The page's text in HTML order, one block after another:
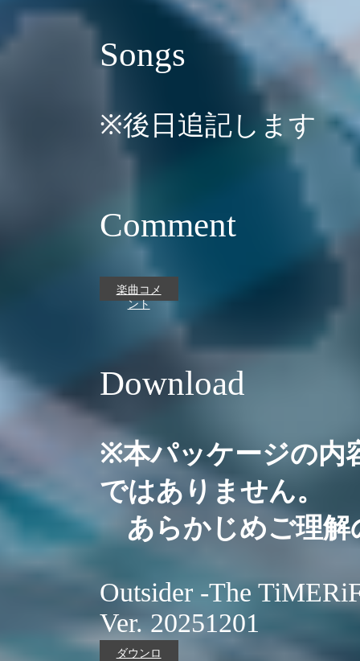
Songs
※後日追記します
Comment
楽曲コメ
ント
Download
※本パッケージの内
ではありません。
あらかじめご理解
Outsider -The
Ver. 20251201
ダウンロ